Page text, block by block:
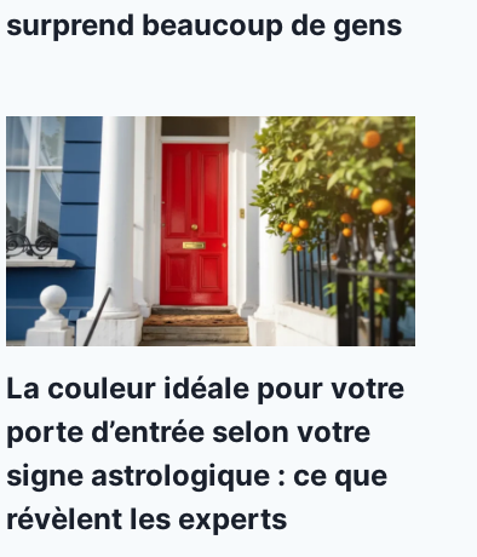
surprend beaucoup de gens
La couleur idéale pour votre
porte d’entrée selon votre
signe astrologique : ce que
révèlent les experts